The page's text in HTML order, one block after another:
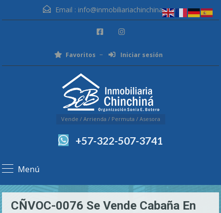
Email : info@inmobiliariachinchina.com
Favoritos Iniciar sesión
Vende / Arrienda / Permuta / Asesora
+57-322-507-3741
Menú
CÑVOC-0076 Se Vende Cabaña En